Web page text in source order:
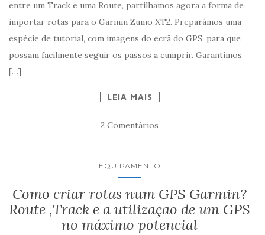
entre um Track e uma Route, partilhamos agora a forma de
importar rotas para o Garmin Zumo XT2. Preparámos uma
espécie de tutorial, com imagens do ecrã do GPS, para que
possam facilmente seguir os passos a cumprir. Garantimos
[…]
LEIA MAIS
2 Comentários
EQUIPAMENTO
Como criar rotas num GPS Garmin?
Route ,Track e a utilização de um GPS
no máximo potencial